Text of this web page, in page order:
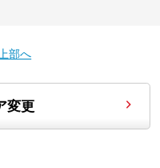
部へ
変更